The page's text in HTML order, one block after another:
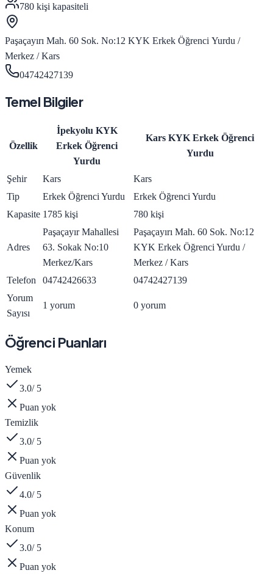
780 kişi kapasiteli
Paşaçayırı Mah. 60 Sok. No:12 KYK Erkek Öğrenci Yurdu /
Merkez / Kars
04742427139
Temel Bilgiler
Özellik
İpekyolu KYK
Erkek Öğrenci
Yurdu
Kars KYK Erkek Öğrenci
Yurdu
Şehir Kars
Kars
Tip
Erkek Öğrenci Yurdu
Erkek Öğrenci Yurdu
Kapasite 1785 kişi 780 kişi
Adres
Paşaçayır Mahallesi
63. Sokak No:10
Merkez/Kars
Paşaçayırı Mah. 60 Sok. No:12
KYK Erkek Öğrenci Yurdu /
Merkez / Kars
Telefon
04742426633
04742427139
Yorum
Sayısı
1 yorum 0 yorum
Öğrenci Puanları
Yemek
3.0/ 5
Puan yok
Temizlik
3.0/ 5
Puan yok
Güvenlik
4.0/ 5
Puan yok
Konum
3.0/ 5
Puan yok